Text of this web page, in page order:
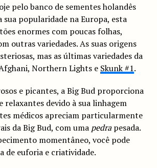
pelo banco de sementes holandês
sua popularidade na Europa, esta
enormes com poucas folhas,
outras variedades. As suas origens
mas as últimas variedades da
Northern Lights e Skunk #1.
e picantes, a Big Bud proporciona
relaxantes devido à sua linhagem
médicos apreciam particularmente
da Big Bud, com uma pedrapesada.
momentâneo, você pode
de euforia e criatividade.